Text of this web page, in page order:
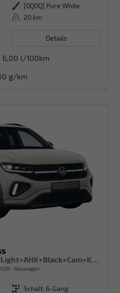
Außenfarbe [0Q0Q] Pure White
Kilometerstand 20 km
Details
6,00 l/100km
g/km
R-Line 115PS Navi+IQ.Light+AHK+Black+Cam+Keyless+GV5+Side+Climatronic
Neuwagen
Getriebe Schalt. 6-Gang